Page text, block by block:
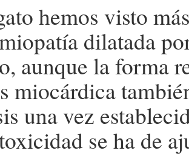
hemos visto
dilatada
aunque la forma
miocárdica
una vez
se ha de